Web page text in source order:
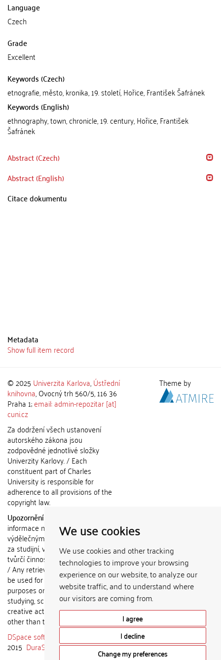
We use cookies
We use cookies and other tracking
technologies to improve your browsing
experience on our website, to analyze our
website traffic, and to understand where
our visitors are coming from.
I agree
I decline
Change my preferences
Language
Czech
Grade
Excellent
Keywords (Czech)
etnografie, město, kronika, 19. století, Hořice, František Šafránek
Keywords (English)
ethnography, town, chronicle, 19. century, Hořice, František
Šafránek
Abstract (Czech)
Abstract (English)
Citace dokumentu
Metadata
Show full item record
© 2025 Univerzita Karlova,Ústřední
knihovna, Ovocný trh 560/5, 116 36
Praha 1;email: admin-repozitar [at]
cuni.cz
Za dodržení všech ustanovení
autorského zákona jsou
zodpovědné jednotlivé složky
Univerzity Karlovy. / Each
constituent part of Charles
University is responsible for
adherence to all provisions of the
copyright law.
Upozornění / Notice:
informace nemohou být použity k
výdělečným účelům nebo vydávány
za studijní, vědeckou nebo jinou
tvůrčí činnost jiné osoby než autora.
/ Any retrieved information shall not
be used for any commercial
purposes or claimed as results of
studying, scientific or any other
creative activities of any person
other than the author.
DSpace software
2015 DuraSpace
Theme by